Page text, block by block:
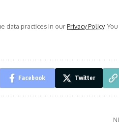
data practices in ourPrivacy Policy.
Facebook Twitter